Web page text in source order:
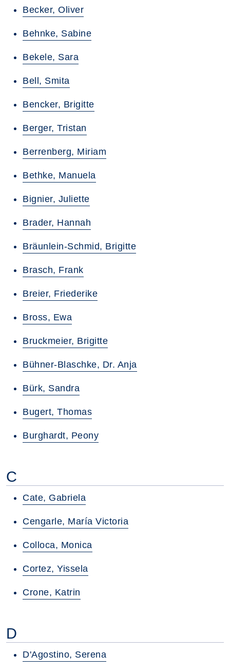
Becker, Oliver
Behnke, Sabine
Bekele, Sara
Bell, Smita
Bencker, Brigitte
Berger, Tristan
Berrenberg, Miriam
Bethke, Manuela
Bignier, Juliette
Brader, Hannah
Bräunlein-Schmid, Brigitte
Brasch, Frank
Breier, Friederike
Bross, Ewa
Bruckmeier, Brigitte
Bühner-Blaschke, Dr. Anja
Bürk, Sandra
Bugert, Thomas
Burghardt, Peony
C
Cate, Gabriela
Cengarle, María Victoria
Colloca, Monica
Cortez, Yissela
Crone, Katrin
D
D'Agostino, Serena